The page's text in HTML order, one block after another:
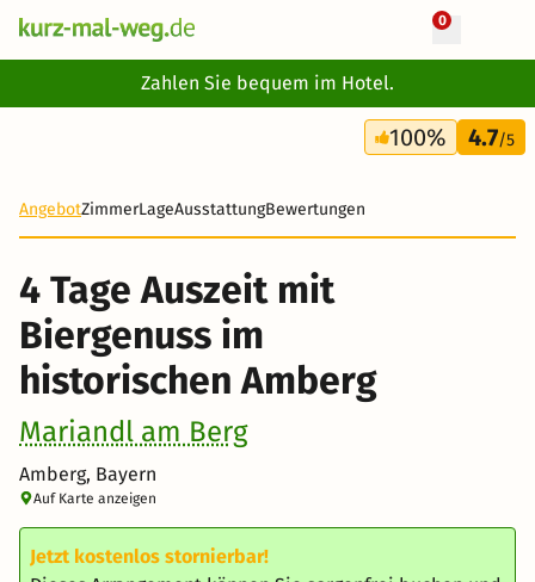
0
Zahlen Sie bequem im Hotel.
4 Tage
201 €
100% 4.7/5
AngebotZimmerLageAusstattungBewertungen
4 Tage Auszeit mit
Biergenuss im
historischen Amberg
Mariandl am Berg
Amberg, Bayern
Auf Karte anzeigen
Jetzt kostenlos stornierbar!